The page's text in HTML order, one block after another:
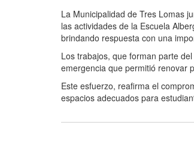
La Municipalidad de Tres Lomas
las actividades de la Escuela
brindando respuesta con una
Los trabajos, que forman parte
emergencia que permitió renovar
Este esfuerzo, reafirma el
espacios adecuados para